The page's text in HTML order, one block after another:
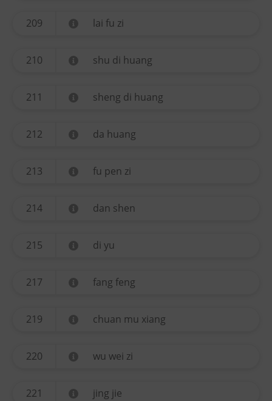
209 lai fu zi
210 shu di huang
211 sheng di huang
212 da huang
213 fu pen zi
214 dan shen
215 di yu
217 fang feng
219 chuan mu xiang
220 wu wei zi
221 jing jie